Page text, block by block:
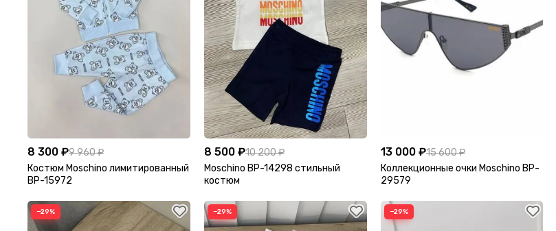
8 300 ₽9 960 ₽
Костюм Moschino лимитированный
BP-15972
8 500 ₽10 200 ₽
Moschino BP-14298 стильный
костюм
13 000 ₽15 600 ₽
Коллекционные очки Moschino BP-
29579
−29% −29% −29%